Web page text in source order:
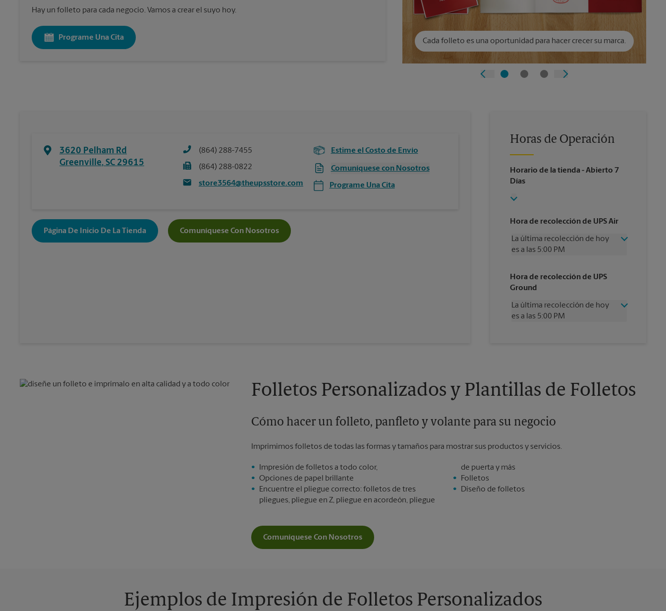
Hay un folleto para cada negocio. Vamos a crear el suyo hoy.
Programe Una Cita Cada folleto es una oportunidad para hacer crecer su marca.
3620 Pelham Rd
Greenville, SC 29615
(864) 288-7455
(864) 288-0822
store3564@theupsstore.com
Estime el Costo de Envío
Comuníquese con Nosotros
Programe Una Cita
Página De Inicio De La Tienda Comuníquese Con Nosotros
Horas de Operación
Horario de la tienda - Abierto 7
Días
Hora de recolección de UPS Air
La última recolección de hoy
es a las 5:00 PM
Jueves
5:00 PM
Viernes
Sábado
2:30 PM
Domingo
Sin Recolección
Hora de recolección de UPS
Ground
La última recolección de hoy
es a las 5:00 PM
Domingo
Sin Recolección
Lunes
5:00 PM
Folletos Personalizados y Plantillas de Folletos
Cómo hacer un folleto, panfleto y volante para su negocio
Imprimimos folletos de todas las formas y tamaños para mostrar sus productos y servicios.
Impresión de folletos a todo color,
Opciones de papel brillante
Encuentre el pliegue correcto: folletos de tres
pliegues, pliegue en Z, pliegue en acordeón, pliegue
de puerta y más
Folletos
Diseño de folletos
Comuníquese Con Nosotros
Ejemplos de Impresión de Folletos Personalizados